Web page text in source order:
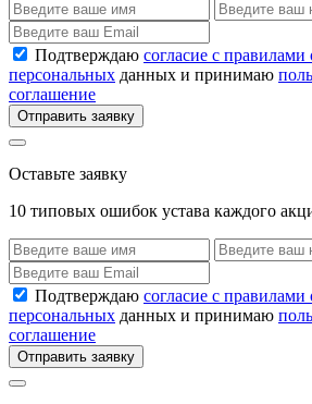
Подтверждаю согласие с правилами
персональных данных и принимаю
соглашение
Отправить заявку
Оставьте заявку
10 типовых ошибок устава каждого
Подтверждаю согласие с правилами
персональных данных и принимаю
соглашение
Отправить заявку